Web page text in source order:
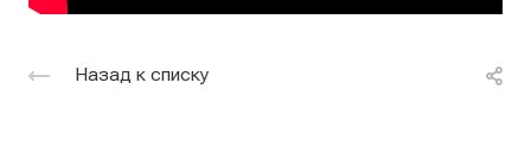
Назад к списку